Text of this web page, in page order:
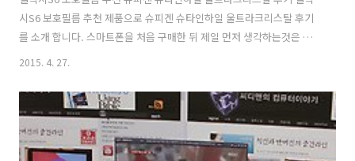
시S6 보호필름 추천 제품으로 슈피겐 슈타인하일 울트라크리스탈 후기
를 소개 합니다. 스마트폰을 처음 구매한 뒤 제일 먼저 생각하는것은 케
이스와 보호필름이 아닐까 합니다. 갤6은 앞면 뒷면 모두 보호가 필요한
품으로 소개하는 이유는 전면 필름을 2개나 제공하며, 후면도 필름을 붙
여서 보호할 수 있습니다. 부착방법이 비교적 간단하고 투명도가 상당히
높고 강도도 높은편입니다. 제 경우에는 지문을 잘 막는것보다는 화면이
투명하게 잘 보이는 필름을 더 선호하는데요. 이 제품이 그러합니다. 갤
2015. 4. 27.